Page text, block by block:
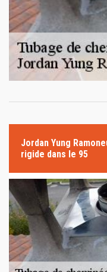
Jordan Yung
rigide dans le 95